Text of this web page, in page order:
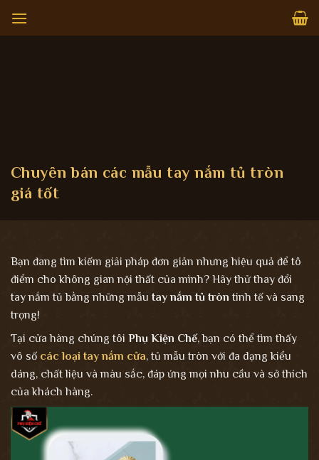
qua
Chuyên bán các mẫu tay nắm tủ tròn
giá tốt
Bạn đang tìm kiếm giải pháp đơn giản nhưng hiệu quả để tô
điểm cho không gian nội thất của mình? Hãy thử thay đổi
tay nắm tủ bằng những mẫu tay nắm tủ tròn tinh tế và sang
trọng!
Tại cửa hàng chúng tôi Phụ Kiện Chế, bạn có thể tìm thấy
vô số các loại tay nắm cửa, tủ mẫu tròn với đa dạng kiểu
dáng, chất liệu và màu sắc, đáp ứng mọi nhu cầu và sở thích
của khách hàng.